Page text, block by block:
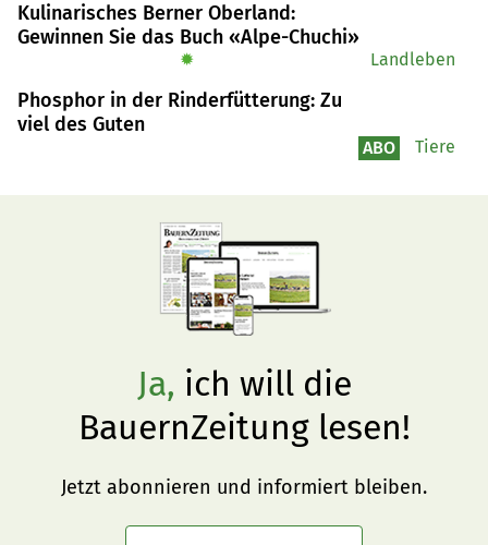
Fachbewilligung Pflanzenschutz. Unter den 50 Personen
waren fast alle Altersklassen vertreten.
Kulinarisches Berner Oberland:
Gewinnen Sie das Buch «Alpe-Chuchi»
✹ Landleben
Phosphor in der Rinderfütterung: Zu
viel des Guten
ABO Tiere
Ja, ich will die
BauernZeitung lesen!
Jetzt abonnieren und informiert bleiben.